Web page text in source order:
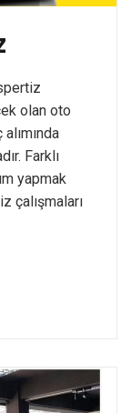
olan oto
Farklı
yapmak
çalışmaları